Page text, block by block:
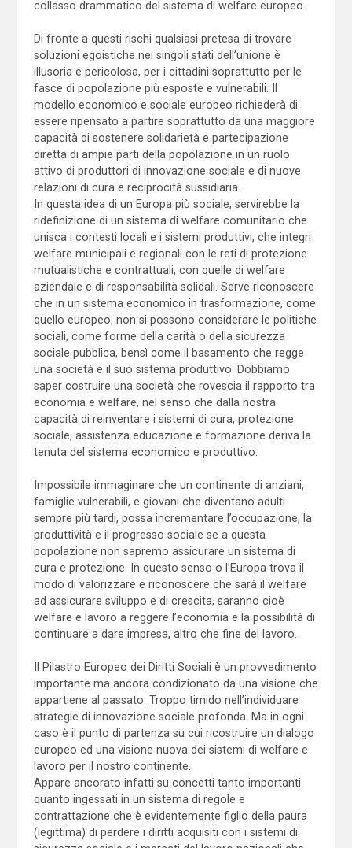
collasso drammatico del sistema di welfare europeo.
Di fronte a questi rischi qualsiasi pretesa di trovare
soluzioni egoistiche nei singoli stati dell’unione è
illusoria e pericolosa, per i cittadini soprattutto per le
fasce di popolazione più esposte e vulnerabili. Il
modello economico e sociale europeo richiederà di
essere ripensato a partire soprattutto da una maggiore
capacità di sostenere solidarietà e partecipazione
diretta di ampie parti della popolazione in un ruolo
attivo di produttori di innovazione sociale e di nuove
relazioni di cura e reciprocità sussidiaria.
In questa idea di un Europa più sociale, servirebbe la
ridefinizione di un sistema di welfare comunitario che
unisca i contesti locali e i sistemi produttivi, che integri
welfare municipali e regionali con le reti di protezione
mutualistiche e contrattuali, con quelle di welfare
aziendale e di responsabilità solidali. Serve riconoscere
che in un sistema economico in trasformazione, come
quello europeo, non si possono considerare le politiche
sociali, come forme della carità o della sicurezza
sociale pubblica, bensì come il basamento che regge
una società e il suo sistema produttivo. Dobbiamo
saper costruire una società che rovescia il rapporto tra
economia e welfare, nel senso che dalla nostra
capacità di reinventare i sistemi di cura, protezione
sociale, assistenza educazione e formazione deriva la
tenuta del sistema economico e produttivo.
Impossibile immaginare che un continente di anziani,
famiglie vulnerabili, e giovani che diventano adulti
sempre più tardi, possa incrementare l’occupazione, la
produttività e il progresso sociale se a questa
popolazione non sapremo assicurare un sistema di
cura e protezione. In questo senso o l’Europa trova il
modo di valorizzare e riconoscere che sarà il welfare
ad assicurare sviluppo e di crescita, saranno cioè
welfare e lavoro a reggere l’economia e la possibilità di
continuare a dare impresa, altro che fine del lavoro.
Il Pilastro Europeo dei Diritti Sociali è un provvedimento
importante ma ancora condizionato da una visione che
appartiene al passato. Troppo timido nell’individuare
strategie di innovazione sociale profonda. Ma in ogni
caso è il punto di partenza su cui ricostruire un dialogo
europeo ed una visione nuova dei sistemi di welfare e
lavoro per il nostro continente.
Appare ancorato infatti su concetti tanto importanti
quanto ingessati in un sistema di regole e
contrattazione che è evidentemente figlio della paura
(legittima) di perdere i diritti acquisiti con i sistemi di